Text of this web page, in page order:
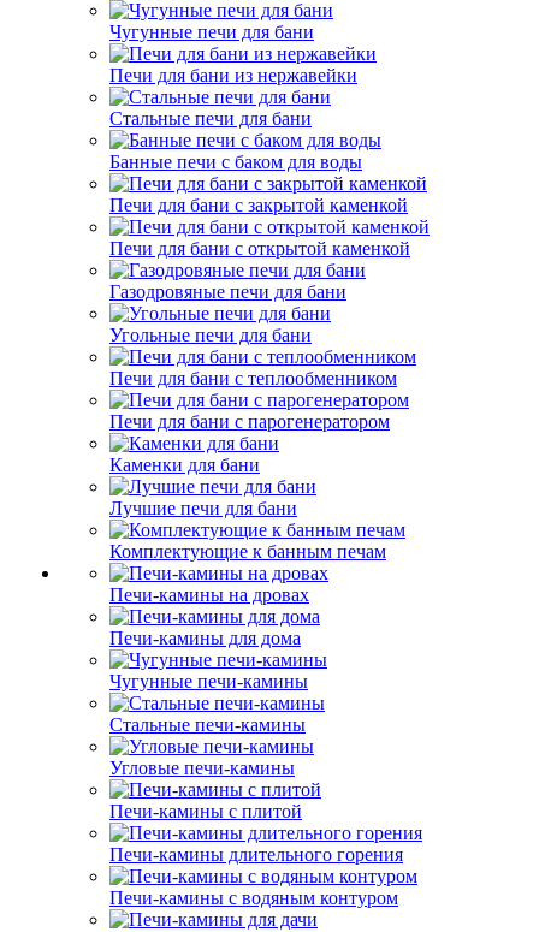
Чугунные печи для бани
Печи для бани из нержавейки
Стальные печи для бани
Банные печи с баком для воды
Печи для бани с закрытой каменкой
Печи для бани с открытой каменкой
Газодровяные печи для бани
Угольные печи для бани
Печи для бани с теплообменником
Печи для бани с парогенератором
Каменки для бани
Лучшие печи для бани
Комплектующие к банным печам
Печи-камины на дровах
Печи-камины для дома
Чугунные печи-камины
Стальные печи-камины
Угловые печи-камины
Печи-камины с плитой
Печи-камины длительного горения
Печи-камины с водяным контуром